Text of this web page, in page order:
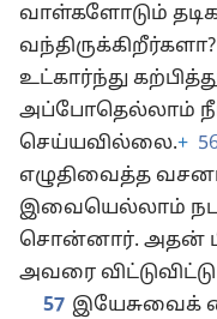
வாள்களோடும்
உட்கார்ந்து
அப்போதெல்லாம்
செய்யவில்லை.+
எழுதிவைத்த
இவையெல்லாம்
சொன்னார். அதன்
அவரை
57 இயேசுவைக்